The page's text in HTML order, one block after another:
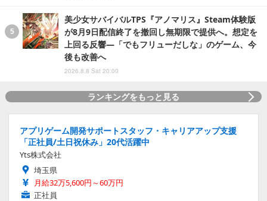
美少女サバイバルTPS『アノマリス』Steam体験版
が8月9日配信終了を撤回し無期限で提供へ。想定を
上回る反響―「でもフリューだしな」のゲーム、今
後も改善へ
2026.8.8 Sat 20:00
ランキングをもっと見る
アプリゲーム開発サポートスタッフ・キャリアアップ支援
「正社員/土日祝休み」20代活躍中
Yts株式会社
埼玉県
月給32万5,600円～60万円
正社員